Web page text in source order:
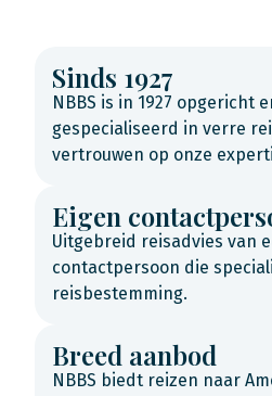
Sinds 1927
NBBS is in 1927 opgericht
gespecialiseerd in verre
vertrouwen op onze
Eigen
Uitgebreid reisadvies van
contactpersoon die
reisbestemming.
Breed aanbod
NBBS biedt reizen naar